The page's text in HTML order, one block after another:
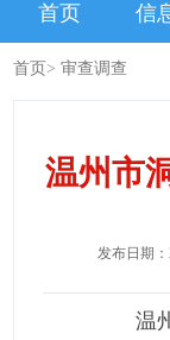
首页 信
首页 > 审查调查
温州市
发布日期：
温